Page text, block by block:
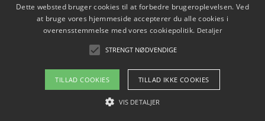
Sådan skaber du et bæredygtigt hjem med familien i
Copyright 2026 - Pilanto Aps
Om / kontakt
Dette websted bruger cookies til at forbedre brugeroplevelsen. Ved
at bruge vores hjemmeside accepterer du alle cookies i
overensstemmelse med vores cookiepolitik. Detaljer
STRENGT NØDVENDIGE
TILLAD COOKIES TILLAD IKKE COOKIES
VIS DETALJER